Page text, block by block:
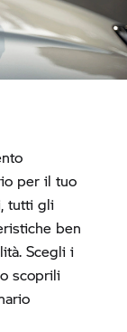
per il tuo
tutti gli
ben
Scegli i
scoprili